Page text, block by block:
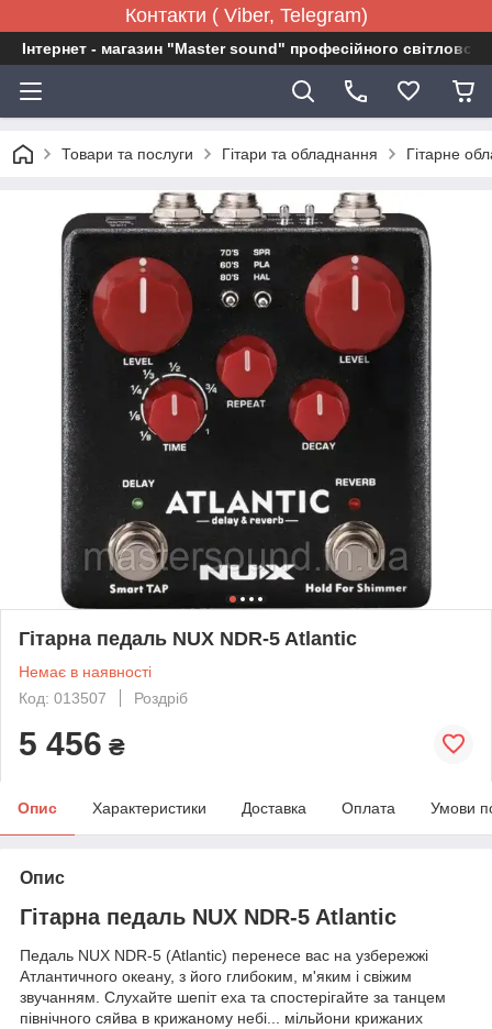
Контакти ( Viber, Telegram)
Інтернет - магазин "Master sound" професійного
Товари та послуги Гітари та обладнання Гітарне
Гітарна педаль NUX NDR-5 Atlantic
Немає в наявності
Код: 013507
Роздріб
5 456 ₴
Опис Характеристики Доставка Оплата Умови
Опис
Гітарна педаль NUX NDR-5 Atlantic
Педаль NUX NDR-5 (Atlantic) перенесе вас на узбережжі
Атлантичного океану, з його глибоким, м'яким і свіжим
звучанням. Слухайте шепіт еха та спостерігайте за танцем
північного сяйва в крижаному небі... мільйони крижаних